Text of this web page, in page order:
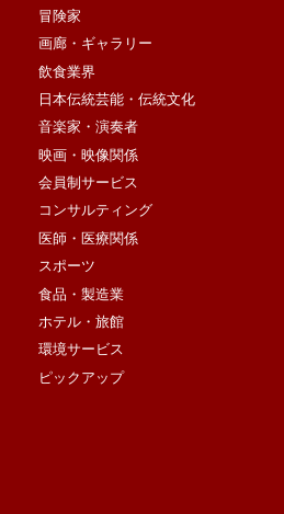
冒険家
画廊・ギャラリー
飲食業界
日本伝統芸能・伝統文化
音楽家・演奏者
映画・映像関係
会員制サービス
コンサルティング
医師・医療関係
スポーツ
食品・製造業
ホテル・旅館
環境サービス
ピックアップ